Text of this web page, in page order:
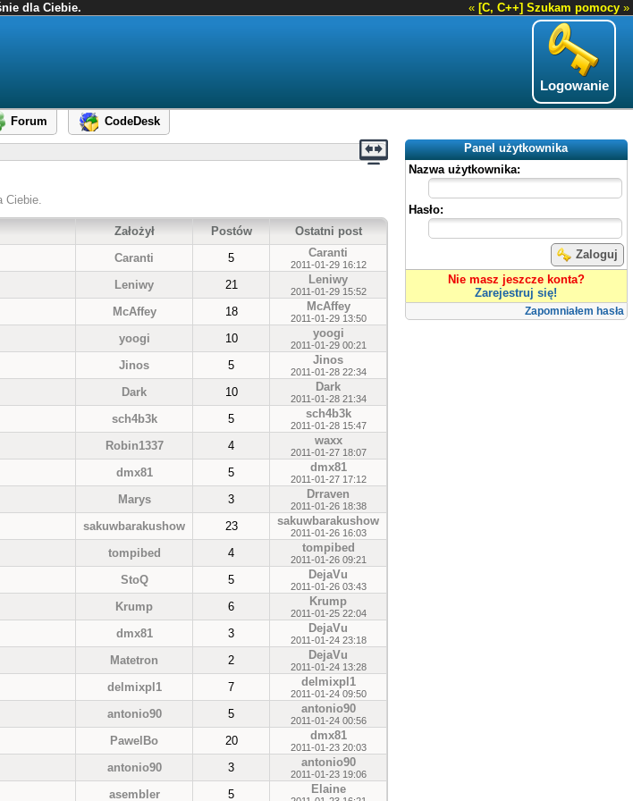
« [C, C++] Szukam pomocy »
dla Ciebie.
Logowanie
Forum
CodeDesk
Panel użytkownika
Nazwa użytkownika:
Hasło:
Zaloguj
Nie masz jeszcze konta?
Zarejestruj się!
Zapomniałem hasła
Ciebie.
Założył Postów
Ostatni post
Caranti 5 Caranti
2011-01-29 16:12
Leniwy 21 Leniwy
2011-01-29 15:52
McAffey 18 McAffey
2011-01-29 13:50
yoogi 10 yoogi
2011-01-29 00:21
Jinos 5 Jinos
2011-01-28 22:34
Dark 10 Dark
2011-01-28 21:34
sch4b3k 5 sch4b3k
2011-01-28 15:47
Robin1337 4 waxx
2011-01-27 18:07
dmx81 5 dmx81
2011-01-27 17:12
Marys 3 Drraven
2011-01-26 18:38
sakuwbarakushow 23 sakuwbarakushow
2011-01-26 16:03
tompibed 4 tompibed
2011-01-26 09:21
StoQ 5 DejaVu
2011-01-26 03:43
Krump 6 Krump
2011-01-25 22:04
dmx81 3 DejaVu
2011-01-24 23:18
Matetron 2 DejaVu
2011-01-24 13:28
delmixpl1 7 delmixpl1
2011-01-24 09:50
antonio90 5 antonio90
2011-01-24 00:56
PawelBo 20 dmx81
2011-01-23 20:03
antonio90 3 antonio90
2011-01-23 19:06
asembler 5 Elaine